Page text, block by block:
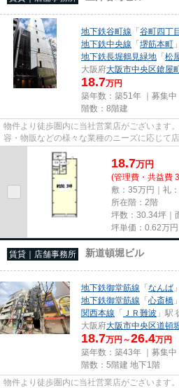
地下鉄谷町線 「谷町四丁
地下鉄中央線 「堺筋本町
地下鉄長堀鶴見緑地 「松
大阪府大阪市中央区鎗屋
18.7万円
築年数：築51年 ｜募集中
階数：8階建
物件より徒歩圏内に当社営業店がございます
容・物販などの様々な業種のニーズに応じて
尚、弊社ではおとり広告は一切...
18.7万円
(管理費・共益費
敷：35万円｜礼
所在階：2階
坪数：30.34坪｜
坪単価： 0.62万円
賃貸｜店舗事務所 新道頓堀ビル
地下鉄御堂筋線 「なんば
地下鉄御堂筋線 「心斎橋
関西本線 「 ＪＲ難波 」駅
大阪府大阪市中央区道頓
18.7万円～26.4万円
築年数：築43年 ｜募集中
階数：5階建 地下1階
物件より徒歩圏内に当社営業店がございます